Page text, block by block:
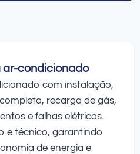
ar-condicionado
com instalação,
recarga de gás,
e falhas elétricas.
e técnico, garantindo
de energia e